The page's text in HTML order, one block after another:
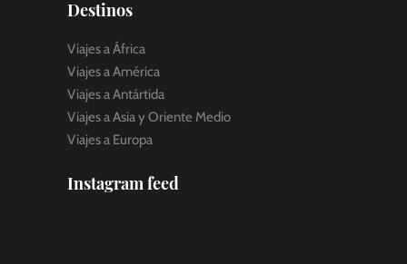
Destinos
Viajes a África
Viajes a América
Viajes a Antártida
Viajes a Asia y Oriente Medio
Viajes a Europa
Instagram feed